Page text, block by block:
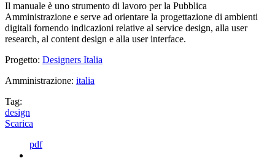
Il manuale è uno strumento di lavoro per la Pubblica
Amministrazione e serve ad orientare la progettazione di ambienti
digitali fornendo indicazioni relative al service design, alla user
research, al content design e alla user interface.
Progetto: Designers Italia
Amministrazione: italia
Tag:
design
Scarica
pdf